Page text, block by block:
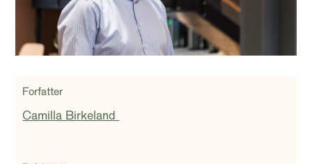
Forfatter
Camilla Birkeland